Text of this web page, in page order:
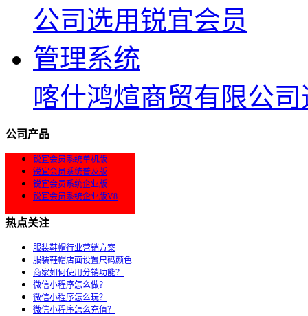
喀什鸿煊商贸有限公
公司产品
锐宜会员系统单机版
锐宜会员系统普及版
锐宜会员系统企业版
锐宜会员系统企业版V8
热点关注
服装鞋帽行业营销方案
服装鞋帽店面设置尺码颜色
商家如何使用分销功能？
微信小程序怎么做？
微信小程序怎么玩？
微信小程序怎么充值？